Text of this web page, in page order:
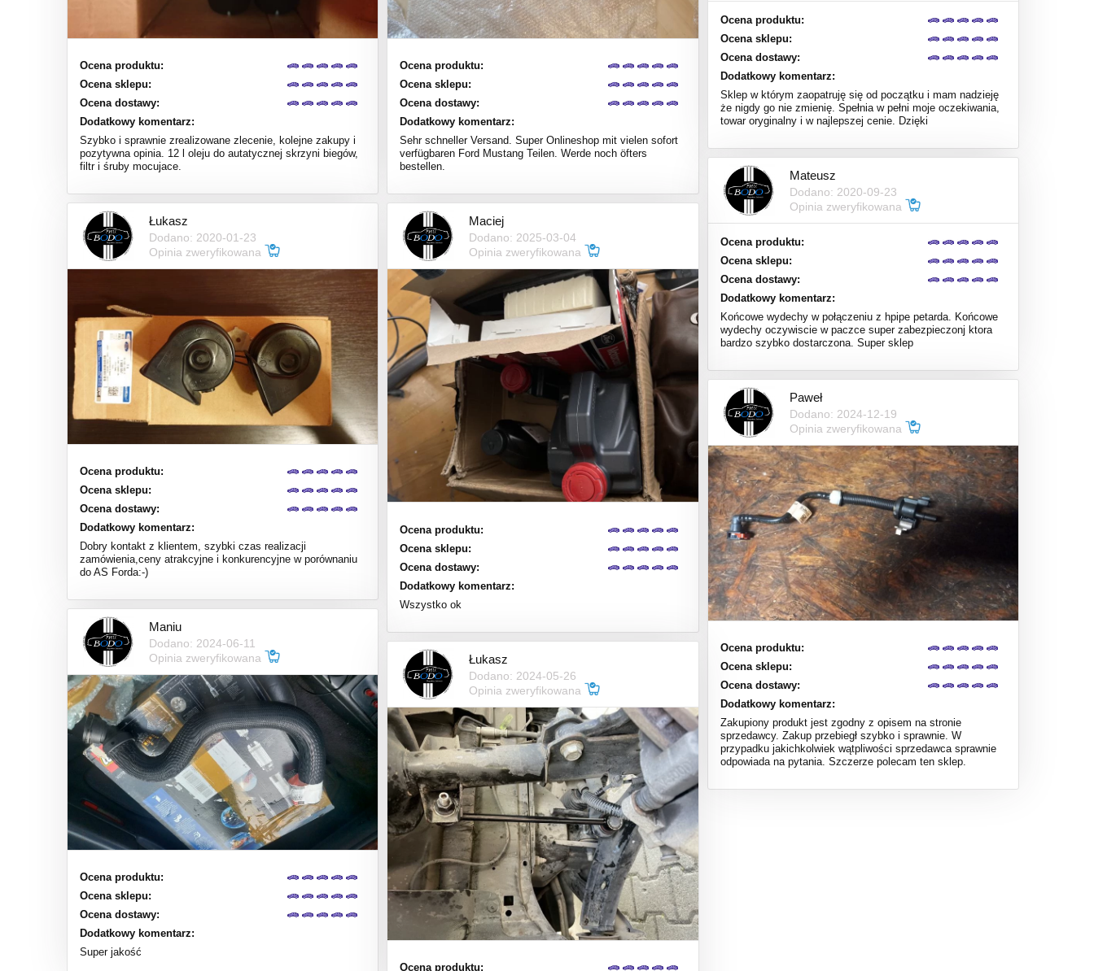
Ocena produktu:
Ocena sklepu:
Ocena dostawy:
Dodatkowy komentarz:
Szybko i sprawnie zrealizowane zlecenie, kolejne zakupy i
pozytywna opinia. 12 l oleju do autatycznej skrzyni biegów,
filtr i śruby mocujace.
Ocena produktu:
Ocena sklepu:
Ocena dostawy:
Dodatkowy komentarz:
Sehr schneller Versand. Super Onlineshop mit vielen sofort
verfügbaren Ford Mustang Teilen. Werde noch öfters
bestellen.
Ocena produktu:
Ocena sklepu:
Ocena dostawy:
Dodatkowy komentarz:
Sklep w którym zaopatruję się od początku i mam nadzieję
że nigdy go nie zmienię. Spełnia w pełni moje oczekiwania,
towar oryginalny i w najlepszej cenie. Dzięki
Mateusz
Dodano: 2020-09-23
Opinia zweryfikowana
Ocena produktu:
Ocena sklepu:
Ocena dostawy:
Dodatkowy komentarz:
Końcowe wydechy w połączeniu z hpipe petarda. Końcowe
wydechy oczywiscie w paczce super zabezpieczonj ktora
bardzo szybko dostarczona. Super sklep
Łukasz
Dodano: 2020-01-23
Opinia zweryfikowana
Ocena produktu:
Ocena sklepu:
Ocena dostawy:
Dodatkowy komentarz:
Dobry kontakt z klientem, szybki czas realizacji
zamówienia,ceny atrakcyjne i konkurencyjne w porównaniu
do AS Forda:-)
Maciej
Dodano: 2025-03-04
Opinia zweryfikowana
Ocena produktu:
Ocena sklepu:
Ocena dostawy:
Dodatkowy komentarz:
Wszystko ok
Paweł
Dodano: 2024-12-19
Opinia zweryfikowana
Ocena produktu:
Ocena sklepu:
Ocena dostawy:
Dodatkowy komentarz:
Zakupiony produkt jest zgodny z opisem na stronie
sprzedawcy. Zakup przebiegł szybko i sprawnie. W
przypadku jakichkolwiek wątpliwości sprzedawca sprawnie
odpowiada na pytania. Szczerze polecam ten sklep.
Maniu
Dodano: 2024-06-11
Opinia zweryfikowana
Ocena produktu:
Ocena sklepu:
Ocena dostawy:
Dodatkowy komentarz:
Super jakość
Łukasz
Dodano: 2024-05-26
Opinia zweryfikowana
Ocena produktu: